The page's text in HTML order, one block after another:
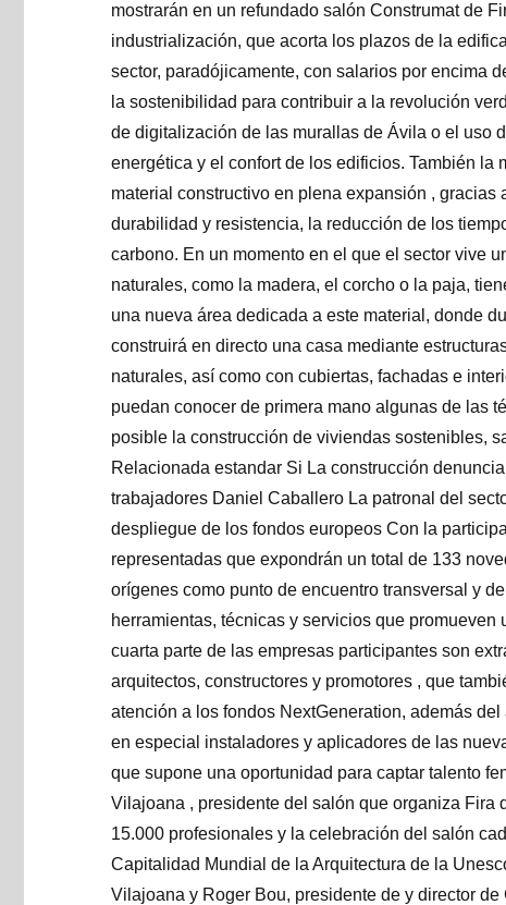
mostrarán en un refundado salón Construmat de
industrialización, que acorta los plazos de la
sector, paradójicamente, con salarios por encima
la sostenibilidad para contribuir a la revolución
de digitalización de las murallas de Ávila o el uso
energética y el confort de los edificios. También la
material constructivo en plena expansión ,
durabilidad y resistencia, la reducción de los
carbono. En un momento en el que el sector vive
naturales, como la madera, el corcho o la paja,
una nueva área dedicada a este material, donde
construirá en directo una casa mediante
naturales, así como con cubiertas, fachadas e
puedan conocer de primera mano algunas de las
posible la construcción de viviendas sostenibles,
Relacionada estandar Si La construcción
trabajadores Daniel Caballero La patronal del
despliegue de los fondos europeos Con la
representadas que expondrán un total de 133
orígenes como punto de encuentro transversal y
herramientas, técnicas y servicios que
cuarta parte de las empresas participantes son
arquitectos, constructores y promotores , que
atención a los fondos NextGeneration, además
en especial instaladores y aplicadores de las
que supone una oportunidad para captar talento
Vilajoana , presidente del salón que organiza
15.000 profesionales y la celebración del salón
Capitalidad Mundial de la Arquitectura de la
Vilajoana y Roger Bou, presidente de y director